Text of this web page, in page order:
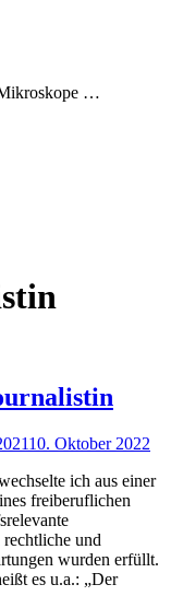
…
10. Oktober 2022
ich aus einer
freiberuflichen
und
wurden erfüllt.
es u.a.: „Der